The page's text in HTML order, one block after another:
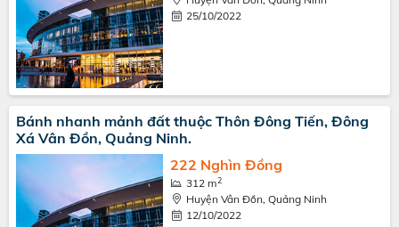
25/10/2022
Bánh nhanh mảnh đất thuộc Thôn Đông Tiến, Đông
Xá Vân Đồn, Quảng Ninh.
222 Nghìn Đồng
312 m2
Huyện Vân Đồn, Quảng Ninh
12/10/2022